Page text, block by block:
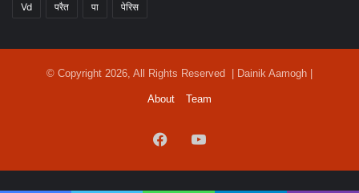
Vd परैत पा पेरिस
© Copyright 2026, All Rights Reserved | Dainik Aamogh |
About Team
Facebook